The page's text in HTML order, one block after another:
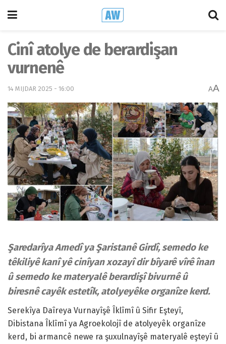
Cinî atolye de berardişan
vurnenê
14 MIJDAR 2025 - 16:00 AA
Şaredarîya Amedî ya Şaristanê Girdî, semedo ke
têkiliyê kanî yê cinîyan xozayî dir bîyarê vîrê înan
û semedo ke materyalê berardişî bivurnê û
biresnê cayêk estetîk, atolyeyêke organîze kerd.
Serekîya Daîreya Vurnayîşê Îklîmî û Sifir Eşteyî,
Dibistana Îklîmî ya Agroekolojî de atolyeyêk organîze
kerd, bi armancê newe ra şuxulnayîşê materyalê eşteyî û